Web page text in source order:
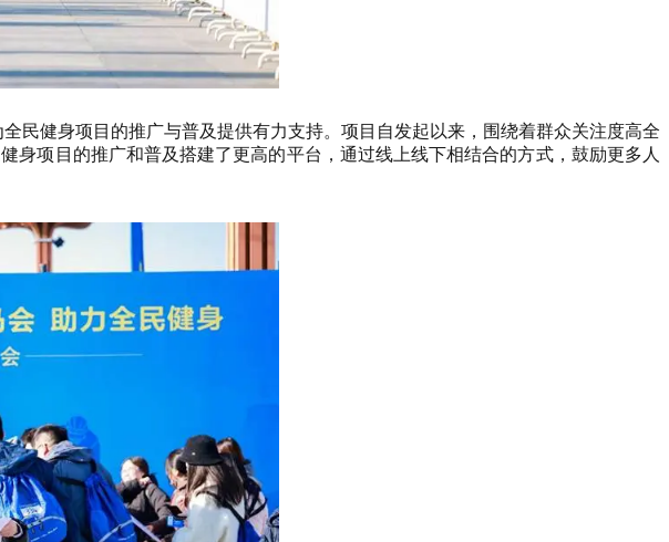
民健身项目的推广与普及提供有力支持。项目自发起以来，围绕着群众关注度高全
项目的推广和普及搭建了更高的平台，通过线上线下相结合的方式，鼓励更多人